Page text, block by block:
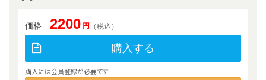
価格 2200 円 （税込）
購入する
購入には会員登録が必要です